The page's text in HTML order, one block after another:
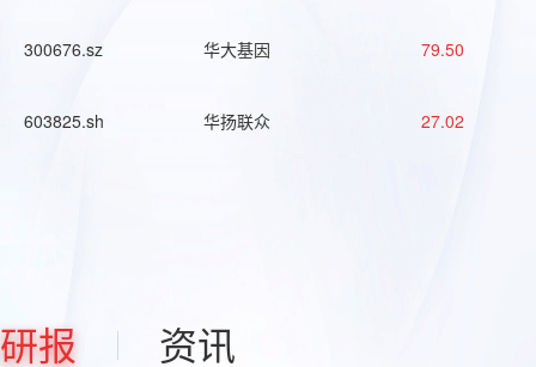
300676.sz 华大基因 79.50
603825.sh 华扬联众 27.02
研报 资讯